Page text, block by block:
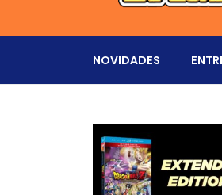
NOVIDADES